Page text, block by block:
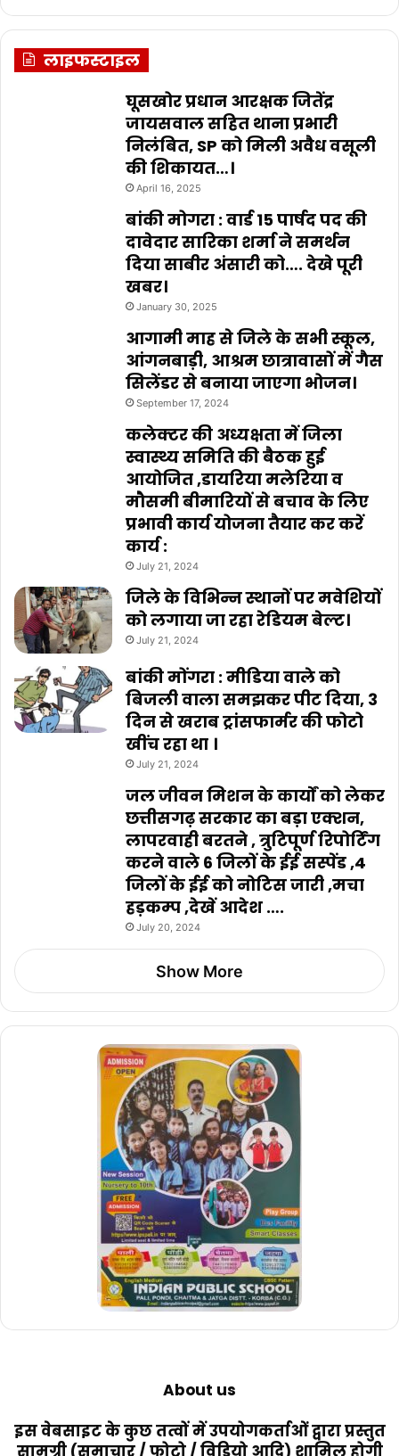
लाइफस्टाइल
घूसखोर प्रधान आरक्षक जितेंद्र
जायसवाल सहित थाना प्रभारी
निलंबित, SP को मिली अवैध वसूली
की शिकायत…।
April 16, 2025
बांकी मोगरा : वार्ड 15 पार्षद पद की
दावेदार सारिका शर्मा ने समर्थन
दिया साबीर अंसारी को…. देखे पूरी
खबर।
January 30, 2025
आगामी माह से जिले के सभी स्कूल,
आंगनबाड़ी, आश्रम छात्रावासों में गैस
सिलेंडर से बनाया जाएगा भोजन।
September 17, 2024
कलेक्टर की अध्यक्षता में जिला
स्वास्थ्य समिति की बैठक हुई
आयोजित ,डायरिया मलेरिया व
मौसमी बीमारियों से बचाव के लिए
प्रभावी कार्य योजना तैयार कर करें
कार्य :
July 21, 2024
जिले के विभिन्न स्थानों पर मवेशियों
को लगाया जा रहा रेडियम बेल्ट।
July 21, 2024
बांकी मोंगरा : मीडिया वाले को
बिजली वाला समझकर पीट दिया, 3
दिन से खराब ट्रांसफार्मर की फोटो
खींच रहा था ।
July 21, 2024
जल जीवन मिशन के कार्यों को लेकर
छत्तीसगढ़ सरकार का बड़ा एक्शन,
लापरवाही बरतने , त्रुटिपूर्ण रिपोर्टिंग
करने वाले 6 जिलों के ईई सस्पेंड ,4
जिलों के ईई को नोटिस जारी ,मचा
हड़कम्प ,देखें आदेश ….
July 20, 2024
Show More
About us
इस वेबसाइट के कुछ तत्वों में उपयोगकर्ताओं द्वारा प्रस्तुत
सामग्री (समाचार / फोटो / विडियो आदि) शामिल होगी